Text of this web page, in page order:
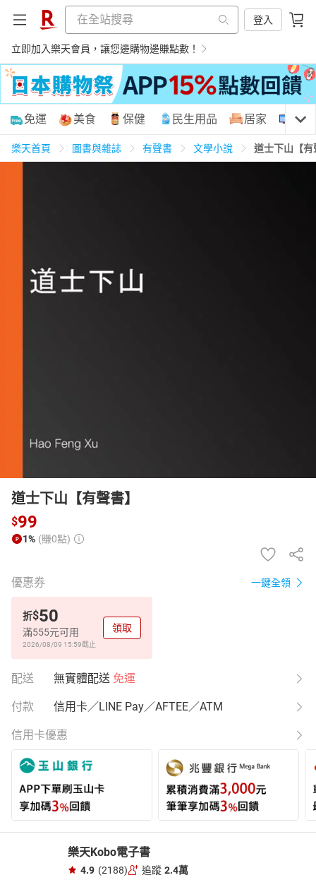
登入
立即加入樂天會員，讓您邊購物邊賺點數！
購物網分類
免運 美食 保健 民生用品 居家 3C
樂天首頁 圖書與雜誌 有聲書 文學小說 道士下山【有
道士下山【有聲書】
$99
1% (賺0點)
優惠券 一鍵全領
折$50
滿555元可用
2026/08/09 15:59截止
領取
配送 無實體配送 免運
付款 信用卡／LINE Pay／AFTEE／ATM
信用卡優惠
樂天Kobo電子書
4.9 (2188) 追蹤 2.4萬